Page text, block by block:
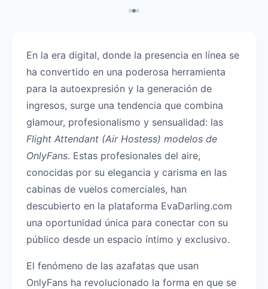
En la era digital, donde la presencia en línea se
ha convertido en una poderosa herramienta
para la autoexpresión y la generación de
ingresos, surge una tendencia que combina
glamour, profesionalismo y sensualidad: las
Flight Attendant (Air Hostess) modelos de
OnlyFans. Estas profesionales del aire,
conocidas por su elegancia y carisma en las
cabinas de vuelos comerciales, han
descubierto en la plataforma EvaDarling.com
una oportunidad única para conectar con su
público desde un espacio íntimo y exclusivo.
El fenómeno de las azafatas que usan
OnlyFans ha revolucionado la forma en que se